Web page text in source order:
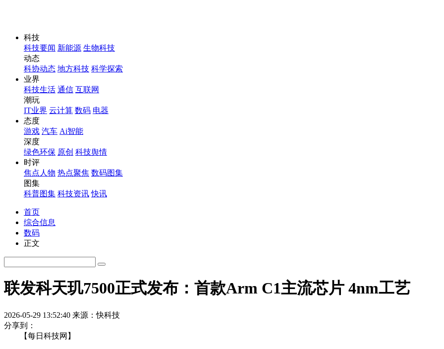
科技
科技要闻 新能源 生物科技
动态
科协动态 地方科技 科学探索
业界
科技生活 通信 互联网
潮玩
IT业界 云计算 数码 电器
态度
游戏 汽车 Ai智能
深度
绿色环保 原创 科技舆情
时评
焦点人物 热点聚焦 数码图集
图集
科普图集 科技资讯 快讯
首页
综合信息
数码
正文
联发科天玑7500正式发布：首款Arm C1主流芯片 4nm工艺
2026-05-29 13:52:40 来源：快科技
分享到：
【每日科技网】